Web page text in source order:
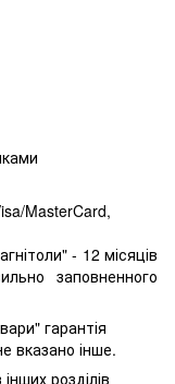
MasterCard,
- 12 місяців
заповненного
гарантія
вказано інше.
розділів